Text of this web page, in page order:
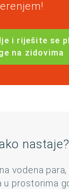
i riješite se
na zidovima
nastaje?
vodena
u prostorima